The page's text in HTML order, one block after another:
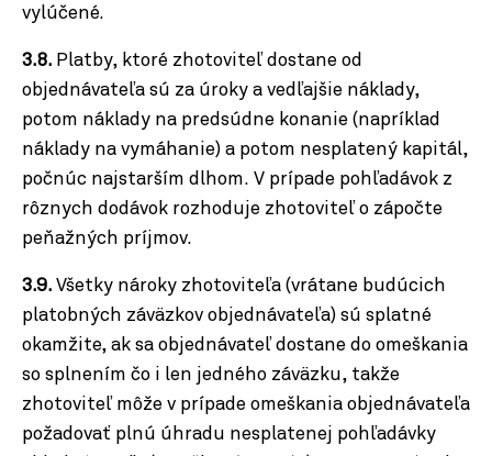
vylúčené.
3.8. Platby, ktoré zhotoviteľ dostane od
objednávateľa sú za úroky a vedľajšie náklady,
potom náklady na predsúdne konanie (napríklad
náklady na vymáhanie) a potom nesplatený kapitál,
počnúc najstarším dlhom. V prípade pohľadávok z
rôznych dodávok rozhoduje zhotoviteľ o zápočte
peňažných príjmov.
3.9. Všetky nároky zhotoviteľa (vrátane budúcich
platobných záväzkov objednávateľa) sú splatné
okamžite, ak sa objednávateľ dostane do omeškania
so splnením čo i len jedného záväzku, takže
zhotoviteľ môže v prípade omeškania objednávateľa
požadovať plnú úhradu nesplatenej pohľadávky